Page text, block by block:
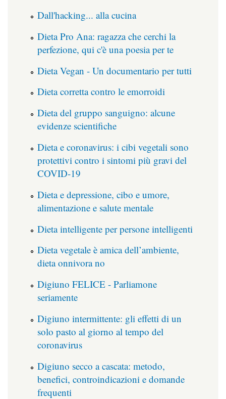
Dall'hacking... alla cucina
Dieta Pro Ana: ragazza che cerchi la
perfezione, qui c'è una poesia per te
Dieta Vegan - Un documentario per tutti
Dieta corretta contro le emorroidi
Dieta del gruppo sanguigno: alcune
evidenze scientifiche
Dieta e coronavirus: i cibi vegetali sono
protettivi contro i sintomi più gravi del
COVID-19
Dieta e depressione, cibo e umore,
alimentazione e salute mentale
Dieta intelligente per persone intelligenti
Dieta vegetale è amica dell’ambiente,
dieta onnivora no
Digiuno FELICE - Parliamone
seriamente
Digiuno intermittente: gli effetti di un
solo pasto al giorno al tempo del
coronavirus
Digiuno secco a cascata: metodo,
benefici, controindicazioni e domande
frequenti